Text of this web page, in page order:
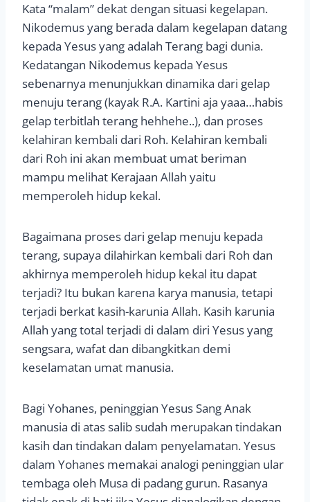
Kata “malam” dekat dengan situasi kegelapan.
Nikodemus yang berada dalam kegelapan datang
kepada Yesus yang adalah Terang bagi dunia.
Kedatangan Nikodemus kepada Yesus
sebenarnya menunjukkan dinamika dari gelap
menuju terang (kayak R.A. Kartini aja yaaa…habis
gelap terbitlah terang hehhehe..), dan proses
kelahiran kembali dari Roh. Kelahiran kembali
dari Roh ini akan membuat umat beriman
mampu melihat Kerajaan Allah yaitu
memperoleh hidup kekal.
Bagaimana proses dari gelap menuju kepada
terang, supaya dilahirkan kembali dari Roh dan
akhirnya memperoleh hidup kekal itu dapat
terjadi? Itu bukan karena karya manusia, tetapi
terjadi berkat kasih-karunia Allah. Kasih karunia
Allah yang total terjadi di dalam diri Yesus yang
sengsara, wafat dan dibangkitkan demi
keselamatan umat manusia.
Bagi Yohanes, peninggian Yesus Sang Anak
manusia di atas salib sudah merupakan tindakan
kasih dan tindakan dalam penyelamatan. Yesus
dalam Yohanes memakai analogi peninggian ular
tembaga oleh Musa di padang gurun. Rasanya